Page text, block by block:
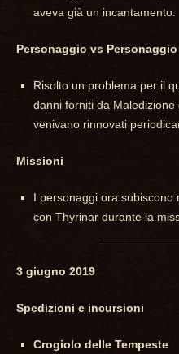
aveva già un incantamento.
Personaggio vs Personaggio
Risolto un problema per il
danni forniti da
venivano rinnovati
Missioni
I personaggi ora
con Thyrinar durante la
3 giugno 2019
Spedizioni e incursioni
Crogiolo delle Tempeste